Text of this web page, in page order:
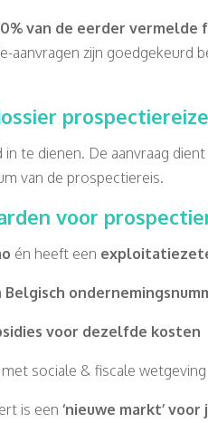
van de eerder vermelde
aanvragen zijn goedgekeurd
te dienen. De aanvraag
van de prospectiereis.
voor
én heeft een
Belgisch
voor dezelfde kosten
sociale & fiscale wetgeving
is een ‘nieuwe markt’